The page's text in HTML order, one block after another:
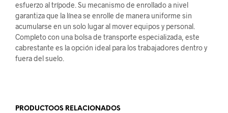
esfuerzo al trípode. Su mecanismo de enrollado a nivel
garantiza que la línea se enrolle de manera uniforme sin
acumularse en un solo lugar al mover equipos y personal.
Completo con una bolsa de transporte especializada, este
cabrestante es la opción ideal para los trabajadores dentro y
fuera del suelo.
PRODUCTOOS RELACIONADOS